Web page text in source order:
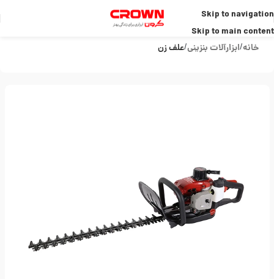
Skip to navigation
Skip to main content
خانه ابزارآلات بنزینی علف زن